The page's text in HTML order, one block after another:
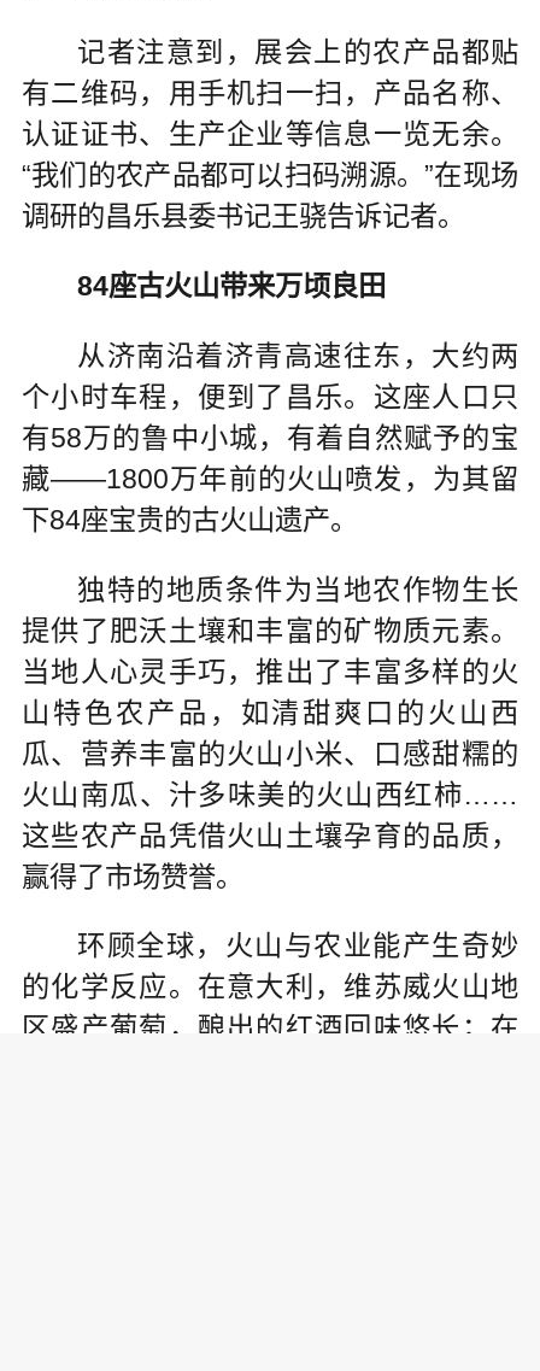
记者注意到，展会上的农产品都贴
有二维码，用手机扫一扫，产品名称、
认证证书、生产企业等信息一览无余。
“我们的农产品都可以扫码溯源。”在现场
调研的昌乐县委书记王骁告诉记者。
84座古火山带来万顷良田
从济南沿着济青高速往东，大约两
个小时车程，便到了昌乐。这座人口只
有58万的鲁中小城，有着自然赋予的宝
藏——1800万年前的火山喷发，为其留
下84座宝贵的古火山遗产。
独特的地质条件为当地农作物生长
提供了肥沃土壤和丰富的矿物质元素。
当地人心灵手巧，推出了丰富多样的火
山特色农产品，如清甜爽口的火山西
瓜、营养丰富的火山小米、口感甜糯的
火山南瓜、汁多味美的火山西红柿……
这些农产品凭借火山土壤孕育的品质，
赢得了市场赞誉。
环顾全球，火山与农业能产生奇妙
的化学反应。在意大利，维苏威火山地
区盛产葡萄，酿出的红酒回味悠长；在